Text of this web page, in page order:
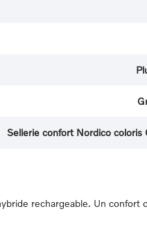
Sellerie confort Nordico coloris
rechargeable. Un